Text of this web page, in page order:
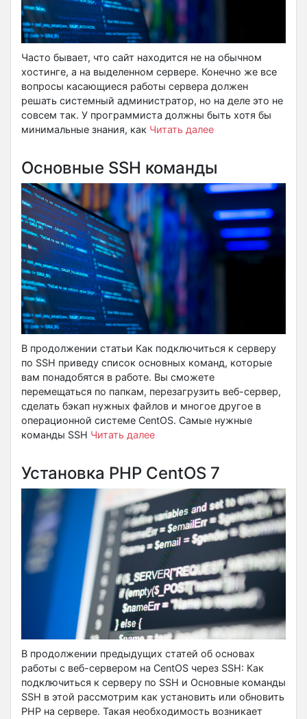
Часто бывает, что сайт находится не на обычном
хостинге, а на выделенном сервере. Конечно же все
вопросы касающиеся работы сервера должен
решать системный администратор, но на деле это не
совсем так. У программиста должны быть хотя бы
минимальные знания, как Читать далее
Основные SSH команды
В продолжении статьи Как подключиться к серверу
по SSH приведу список основных команд, которые
вам понадобятся в работе. Вы сможете
перемещаться по папкам, перезагрузить веб-сервер,
сделать бэкап нужных файлов и многое другое в
операционной системе CentOS. Самые нужные
команды SSH Читать далее
Установка PHP CentOS 7
В продолжении предыдущих статей об основах
работы с веб-сервером на CentOS через SSH: Как
подключиться к серверу по SSH и Основные команды
SSH в этой рассмотрим как установить или обновить
PHP на сервере. Такая необходимость возникает